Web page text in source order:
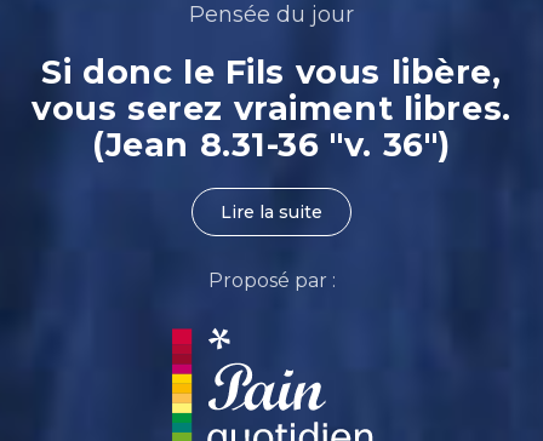
Pensée du jour
Si donc le Fils vous libère,
vous serez vraiment libres.
(Jean 8.31-36 "v. 36")
Lire la suite
Proposé par :